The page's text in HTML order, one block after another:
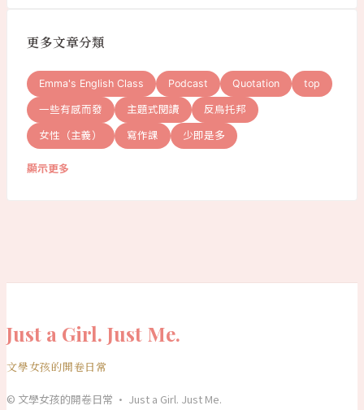
更多文章分類
Emma's English Class Podcast Quotation top
一些有感而發 主題式閱讀 反烏托邦
女性（主義） 寫作課 少即是多
顯示更多
Just a Girl. Just Me.
文學女孩的開卷日常
© 文學女孩的開卷日常 · Just a Girl. Just Me.